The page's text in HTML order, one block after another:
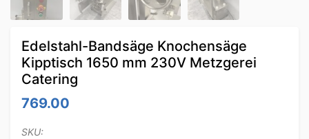
Edelstahl-Bandsäge Knochensäge
Kipptisch 1650 mm 230V Metzgerei
Catering
769.00
SKU: